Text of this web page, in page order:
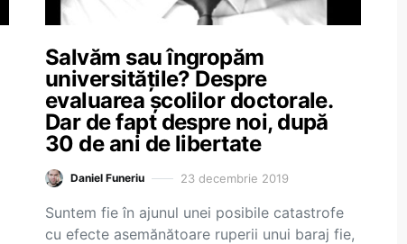
Salvăm sau îngropăm
universitățile? Despre
evaluarea școlilor doctorale.
Dar de fapt despre noi, după
30 de ani de libertate
Daniel Funeriu 23 decembrie 2019
Suntem fie în ajunul unei posibile catastrofe
cu efecte asemănătoare ruperii unui baraj fie,